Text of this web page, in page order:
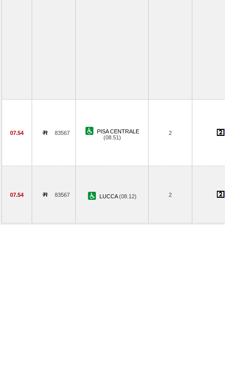
07.54 83567
PISA CENTRALE
(08.51)
2
07.54 83567 LUCCA(08.12) 2